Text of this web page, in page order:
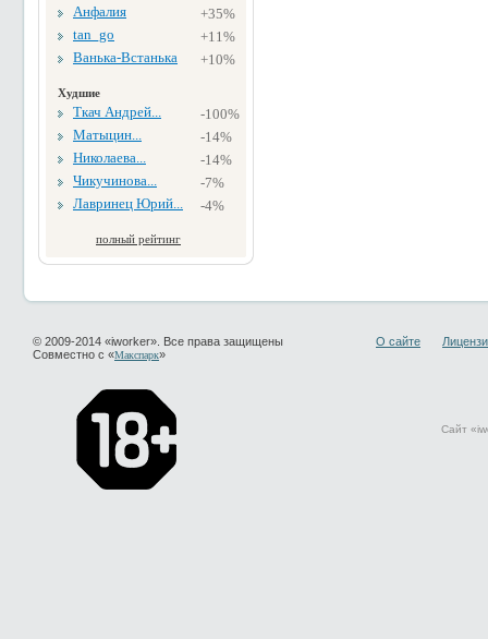
Анфалия
+35%
tan_go
+11%
Ванька-Встанька
+10%
Худшие
Ткач Андрей...
-100%
Матыцин...
-14%
Николаева...
-14%
Чикучинова...
-7%
Лавринец Юрий...
-4%
полный рейтинг
© 2009-2014 «iworker». Все права защищены
Совместно с «Макспарк»
О сайте
Сайт